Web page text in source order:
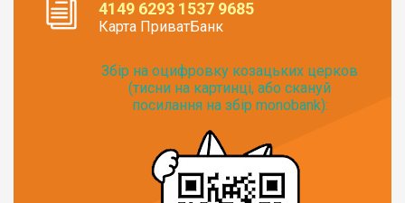
4149 6293 1537 9685
Карта ПриватБанк
Збір на оцифровку козацьких церков
(тисни на картинці, або скануй
посилання на збір monobank):